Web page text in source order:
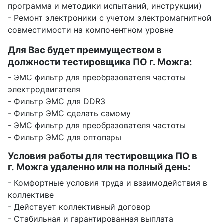
программа и методики испытаний, инструкции)
- Ремонт электроники с учетом электромагнитной
совместимости на компонентном уровне
Для Вас будет преимуществом в
должности тестировщика ПО г. Можга:
- ЭМС фильтр для преобразователя частоты
электродвигателя
- Фильтр ЭМС для DDR3
- Фильтр ЭМС сделать самому
- ЭМС фильтр для преобразователя частоты
- Фильтр ЭМС для оптопары
Условия работы для тестировщика ПО в
г. Можга удаленно или на полный день:
- Комфортные условия труда и взаимодействия в
коллективе
- Действует коллективный договор
- Стабильная и гарантированная выплата